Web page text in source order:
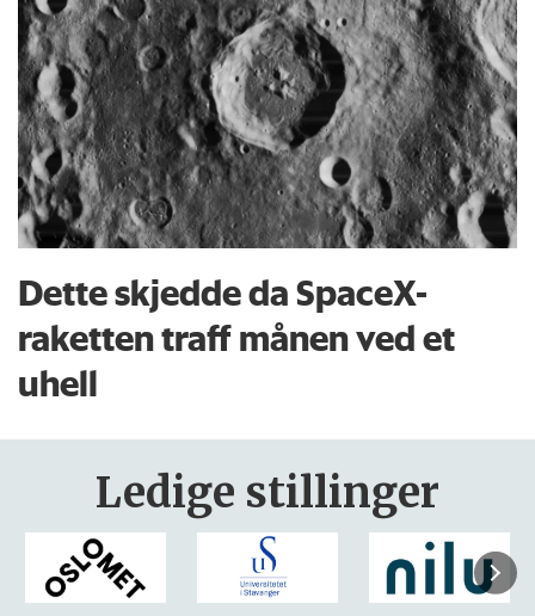
Dette skjedde da SpaceX-
raketten traff månen ved et
uhell
Ledige stillinger